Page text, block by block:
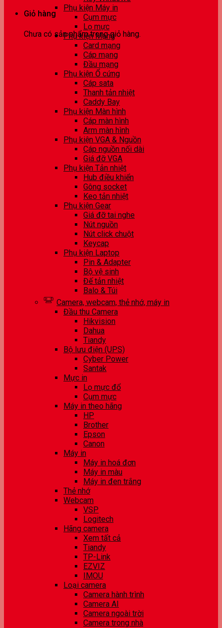
Giỏ hàng
Chưa có sản phẩm trong giỏ hàng.
Phụ kiện Máy in
Cụm mực
Lọ mực
Phụ kiện Mạng
Card mạng
Cáp mạng
Đầu mạng
Phụ kiện Ổ cứng
Cáp sata
Thanh tản nhiệt
Caddy Bay
Phụ kiện Màn hình
Cáp màn hình
Arm màn hình
Phụ kiện VGA & Nguồn
Cáp nguồn nối dài
Giá đỡ VGA
Phụ kiện Tản nhiệt
Hub điều khiển
Gông socket
Keo tản nhiệt
Phụ kiện Gear
Giá đỡ tai nghe
Nút nguồn
Nút click chuột
Keycap
Phụ kiện Laptop
Pin & Adapter
Bộ vệ sinh
Đế tản nhiệt
Balo & Túi
Camera, webcam, thẻ nhớ, máy in
Đầu thu Camera
Hikvision
Dahua
Tiandy
Bộ lưu điện (UPS)
Cyber Power
Santak
Mực in
Lọ mực đổ
Cụm mực
Máy in theo hãng
HP
Brother
Epson
Canon
Máy in
Máy in hoá đơn
Máy in màu
Máy in đen trắng
Thẻ nhớ
Webcam
VSP
Logitech
Hãng camera
Xem tất cả
Tiandy
TP-Link
EZVIZ
IMOU
Loại camera
Camera hành trình
Camera AI
Camera ngoài trời
Camera trong nhà